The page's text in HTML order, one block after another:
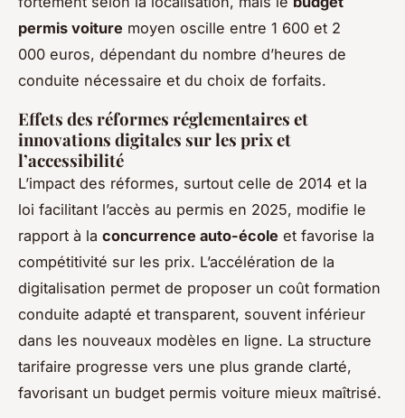
permis voiture moyen oscille entre 1 600 et 2
000 euros, dépendant du nombre d’heures de
conduite nécessaire et du choix de forfaits.
Effets des réformes réglementaires et
innovations digitales sur les prix et
l’accessibilité
L’impact des réformes, surtout celle de 2014 et la
loi facilitant l’accès au permis en 2025, modifie le
rapport à la concurrence auto-école et favorise la
compétitivité sur les prix. L’accélération de la
digitalisation permet de proposer un coût formation
conduite adapté et transparent, souvent inférieur
dans les nouveaux modèles en ligne. La structure
tarifaire progresse vers une plus grande clarté,
favorisant un budget permis voiture mieux maîtrisé.